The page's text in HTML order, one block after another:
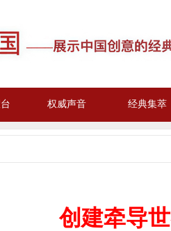
权威声音 经典集萃
创建牵导